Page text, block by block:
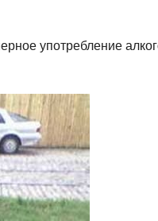
употребление